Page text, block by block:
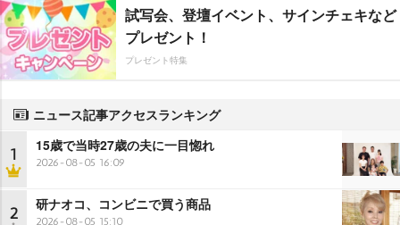
試写会、登壇イベント、サインチェキなど
プレゼント！
プレゼント特集
ニュース記事アクセスランキング
1 15歳で当時27歳の夫に一目惚れ
2026-08-05 16:09
2 研ナオコ、コンビニで買う商品
2026-08-05 15:10